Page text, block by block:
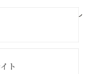
ことか心配でし
のこと。